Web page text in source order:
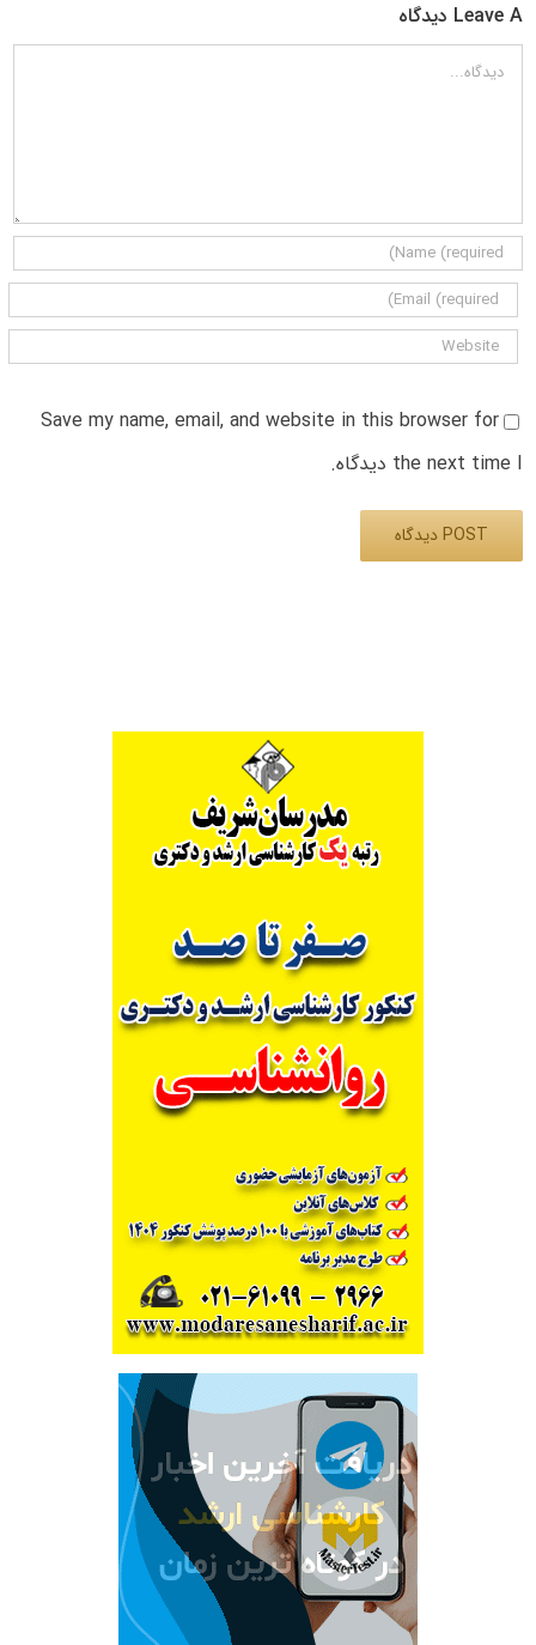
Leave A دیدگاه
دیدگاه
Save my name, email, and website in this browser for
the next time I دیدگاه.